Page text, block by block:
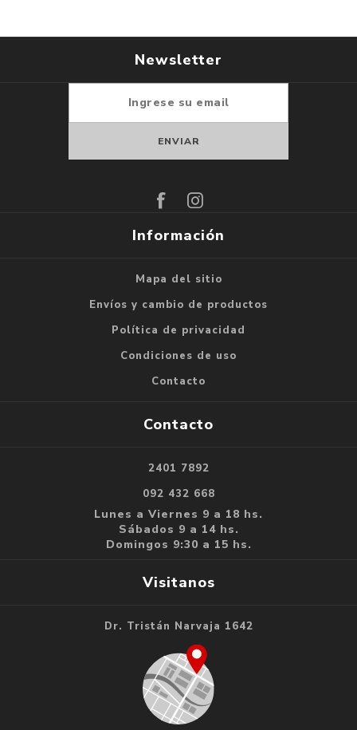
Newsletter
Información
Mapa del sitio
Envíos y cambio de productos
Política de privacidad
Condiciones de uso
Contacto
Contacto
2401 7892
092 432 668
Lunes a Viernes 9 a 18 hs.
Sábados 9 a 14 hs.
Domingos 9:30 a 15 hs.
Visitanos
Dr. Tristán Narvaja 1642